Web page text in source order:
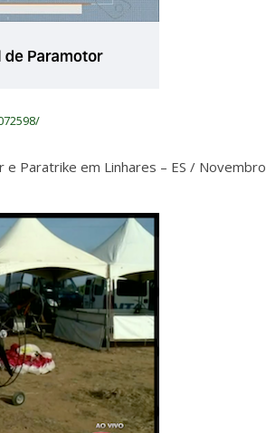
e Paratrike em Linhares – ES / Novembro